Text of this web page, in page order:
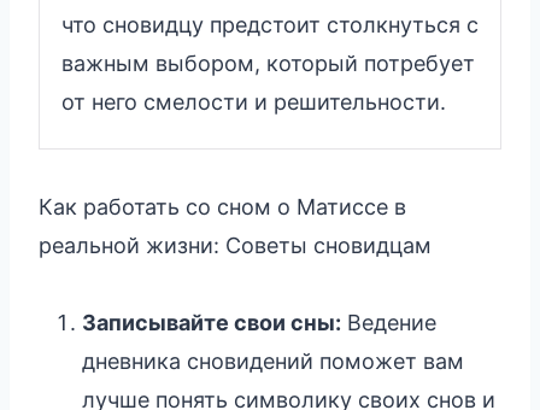
что сновидцу предстоит столкнуться с
важным выбором, который потребует
от него смелости и решительности.
Как работать со сном о Матиссе в
реальной жизни: Советы сновидцам
Записывайте свои сны: Ведение
дневника сновидений поможет вам
лучше понять символику своих снов и